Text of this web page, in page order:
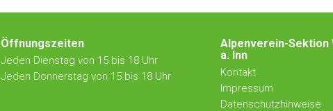
Öffnungszeiten
Jeden Dienstag von 15 bis 18 Uhr
Jeden Donnerstag von 15 bis 18 Uhr
Alpenverein-Sektion
a. Inn
Kontakt
Impressum
Datenschutzhinweise